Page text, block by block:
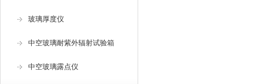
玻璃厚度仪
中空玻璃耐紫外辐射试验箱
中空玻璃露点仪